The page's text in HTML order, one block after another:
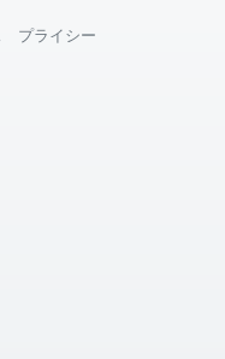
プライシー